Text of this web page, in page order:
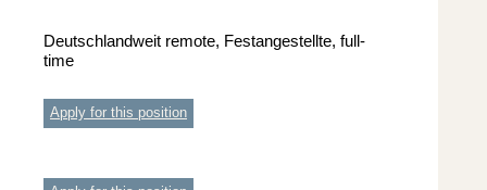
Deutschlandweit remote, Festangestellte, full-
time
Apply for this position